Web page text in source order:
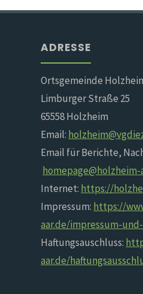
ADRESSE
Ortsgemeinde
Limburger Straße 25
65558 Holzheim
Email:
Email für Berichte,
homepage@holzheim-
Internet: https://
Impressum: https://
aar.de/impressum-
Haftungsauschluss:
aar.de/